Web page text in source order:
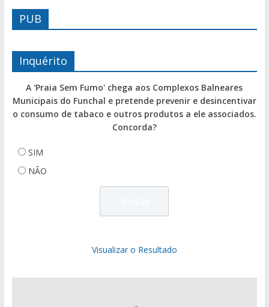
PUB
Inquérito
A 'Praia Sem Fumo' chega aos Complexos Balneares
Municipais do Funchal e pretende prevenir e desincentivar
o consumo de tabaco e outros produtos a ele associados.
Concorda?
SIM
NÃO
Visualizar o Resultado